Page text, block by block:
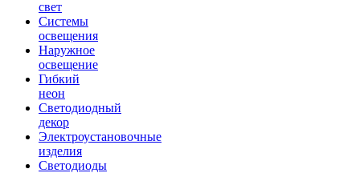
свет
Системы
освещения
Наружное
освещение
Гибкий
неон
Светодиодный
декор
Электроустановочные
изделия
Светодиоды